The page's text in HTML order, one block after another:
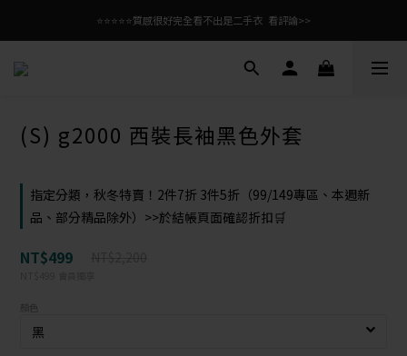
⭐⭐⭐⭐⭐質感很好完全看不出是二手衣  看評論>>
(S) g2000 西裝長袖黑色外套
指定分類，秋冬特賣！2件7折 3件5折（99/149專區、本週新
品、部分精品除外）>>於結帳頁面確認折扣🛒
NT$499 NT$2,200
顏色